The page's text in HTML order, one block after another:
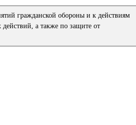
гражданской обороны и к действиям
а также по защите от